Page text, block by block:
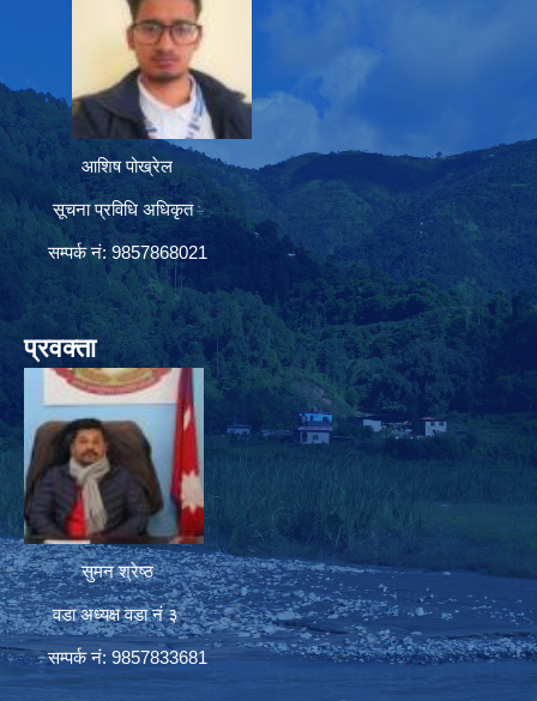
आशिष पोख्रेल
सूचना प्रविधि अधिकृत
सम्पर्क नं: 9857868021
प्रवक्ता
सुमन श्रेष्ठ
वडा अध्यक्ष वडा नं ३
सम्पर्क नं: 9857833681